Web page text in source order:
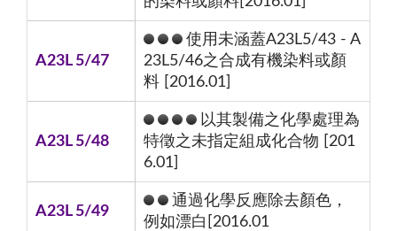
A23L 5/47
使用未涵蓋A23L5/43 - A
23L5/46之合成有機染料或顏
料 [2016.01]
A23L 5/48
以其製備之化學處理為
特徵之未指定組成化合物 [201
6.01]
A23L 5/49
通過化學反應除去顏色，
例如漂白[2016.01